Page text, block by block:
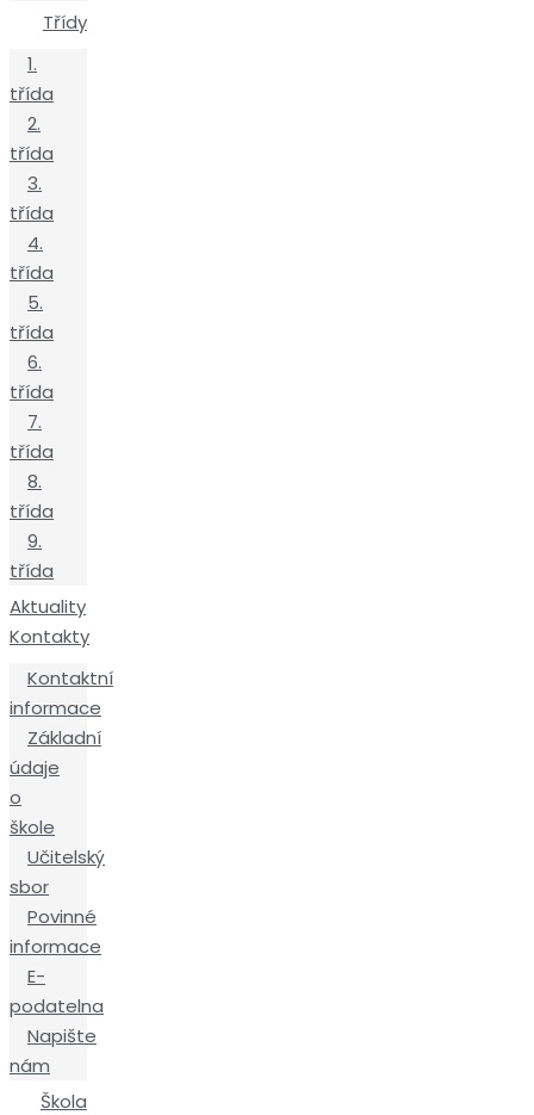
Třídy
1.
třída
2.
třída
3.
třída
4.
třída
5.
třída
6.
třída
7.
třída
8.
třída
9.
třída
Aktuality
Kontakty
Kontaktní
informace
Základní
údaje
o
škole
Učitelský
sbor
Povinné
informace
E-
podatelna
Napište
nám
Škola